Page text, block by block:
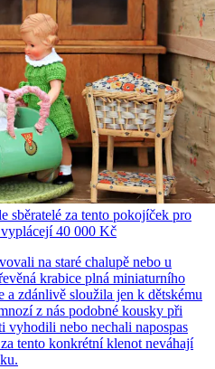
sběratelé za tento pokojíček pro
40 000 Kč
na staré chalupě nebo u
krabice plná miniaturního
a zdánlivě sloužila jen k dětskému
z nás podobné kousky při
vyhodili nebo nechali napospas
tento konkrétní klenot neváhají